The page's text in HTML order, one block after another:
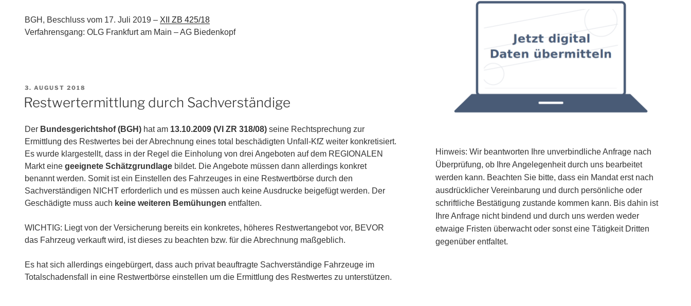
BGH, Beschluss vom 17. Juli 2019 – XII ZB 425/18
Verfahrensgang: OLG Frankfurt am Main – AG Biedenkopf
VERÖFFENTLICHT
3. AUGUST 2018
Restwertermittlung durch Sachverständige
Der Bundesgerichtshof (BGH) hat am 13.10.2009 (VI ZR 318/08) seine Rechtsprechung zur
Ermittlung des Restwertes bei der Abrechnung eines total beschädigten Unfall-KfZ weiter konkretisiert.
Es wurde klargestellt, dass in der Regel die Einholung von drei Angeboten auf dem REGIONALEN
Markt eine geeignete Schätzgrundlage bildet. Die Angebote müssen dann allerdings konkret
benannt werden. Somit ist ein Einstellen des Fahrzeuges in eine Restwertbörse durch den
Sachverständigen NICHT erforderlich und es müssen auch keine Ausdrucke beigefügt werden. Der
Geschädigte muss auch keine weiteren Bemühungen entfalten.
WICHTIG: Liegt von der Versicherung bereits ein konkretes, höheres Restwertangebot vor, BEVOR
das Fahrzeug verkauft wird, ist dieses zu beachten bzw. für die Abrechnung maßgeblich.
Es hat sich allerdings eingebürgert, dass auch privat beauftragte Sachverständige Fahrzeuge im
Totalschadensfall in eine Restwertbörse einstellen um die Ermittlung des Restwertes zu unterstützen.
Hinweis: Wir beantworten Ihre unverbindliche Anfrage nach
Überprüfung, ob Ihre Angelegenheit durch uns bearbeitet
werden kann. Beachten Sie bitte, dass ein Mandat erst nach
ausdrücklicher Vereinbarung und durch persönliche oder
schriftliche Bestätigung zustande kommen kann. Bis dahin ist
Ihre Anfrage nicht bindend und durch uns werden weder
etwaige Fristen überwacht oder sonst eine Tätigkeit Dritten
gegenüber entfaltet.